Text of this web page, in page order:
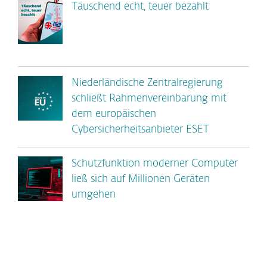
Täuschend echt, teuer bezahlt
Niederländische Zentralregierung
schließt Rahmenvereinbarung mit
dem europäischen
Cybersicherheitsanbieter ESET
Schutzfunktion moderner Computer
ließ sich auf Millionen Geräten
umgehen